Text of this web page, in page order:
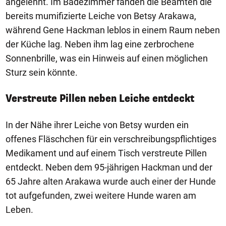
bereits mumifizierte Leiche von Betsy Arakawa,
während Gene Hackman leblos in einem Raum neben
der Küche lag. Neben ihm lag eine zerbrochene
Sonnenbrille, was ein Hinweis auf einen möglichen
Sturz sein könnte.
Verstreute Pillen neben Leiche entdeckt
In der Nähe ihrer Leiche von Betsy wurden ein
offenes Fläschchen für ein verschreibungspflichtiges
Medikament und auf einem Tisch verstreute Pillen
entdeckt. Neben dem 95-jährigen Hackman und der
65 Jahre alten Arakawa wurde auch einer der Hunde
tot aufgefunden, zwei weitere Hunde waren am
Leben.